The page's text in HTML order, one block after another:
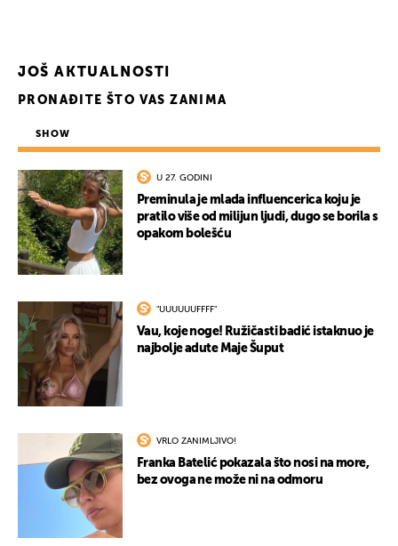
JOŠ AKTUALNOSTI
PRONAĐITE ŠTO VAS ZANIMA
SHOW
U 27. GODINI
Preminula je mlada influencerica koju je
pratilo više od milijun ljudi, dugo se borila s
opakom bolešću
"UUUUUUFFFF"
Vau, koje noge! Ružičasti badić istaknuo je
najbolje adute Maje Šuput
VRLO ZANIMLJIVO!
Franka Batelić pokazala što nosi na more,
bez ovoga ne može ni na odmoru